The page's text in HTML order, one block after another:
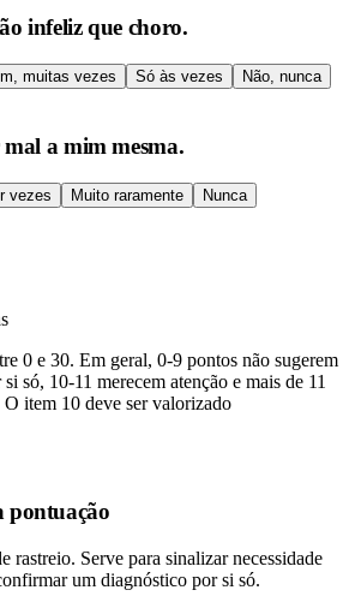
infeliz que choro.
muitas vezes Só às vezes Não, nunca
a mim mesma.
vezes Muito raramente Nunca
0 e 30. Em geral, 0-9 pontos não sugerem
só, 10-11 merecem atenção e mais de 11
O item 10 deve ser valorizado
pontuação
rastreio. Serve para sinalizar necessidade
um diagnóstico por si só.